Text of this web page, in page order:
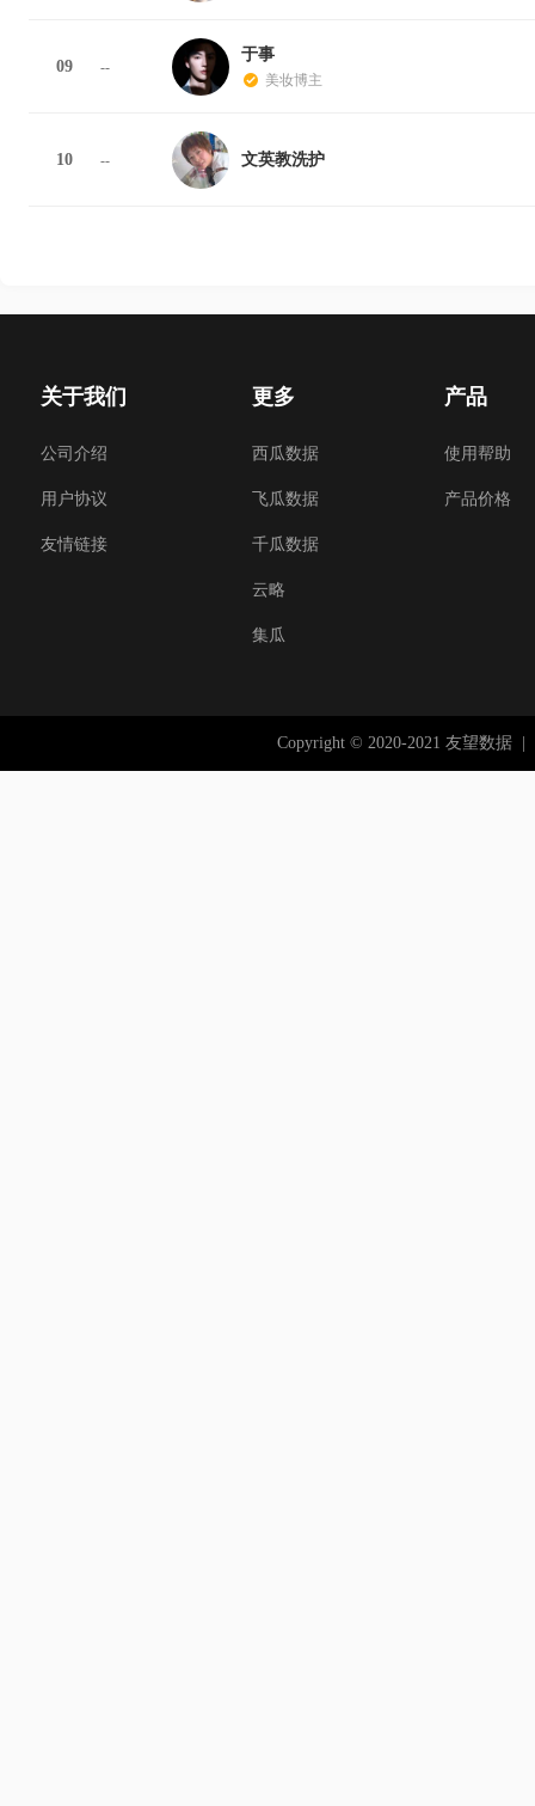
09 --
于事
美妆博主
10 -- 文英教洗护
关于我们
公司介绍
用户协议
友情链接
更多
西瓜数据
飞瓜数据
千瓜数据
云略
集瓜
产品
使用帮助
产品价格
Copyright © 2020-2021 友望数据